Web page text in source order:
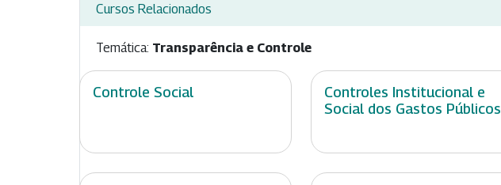
Cursos Relacionados
Temática: Transparência e Controle
Controle Social
Controles Institucional e
Social dos Gastos Públicos